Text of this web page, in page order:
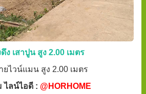
ง เสาปูน สูง 2.00 เมตร
ยไวน์แมน สูง 2.00 เมตร
ไลน์ไอดี : @HORHOME